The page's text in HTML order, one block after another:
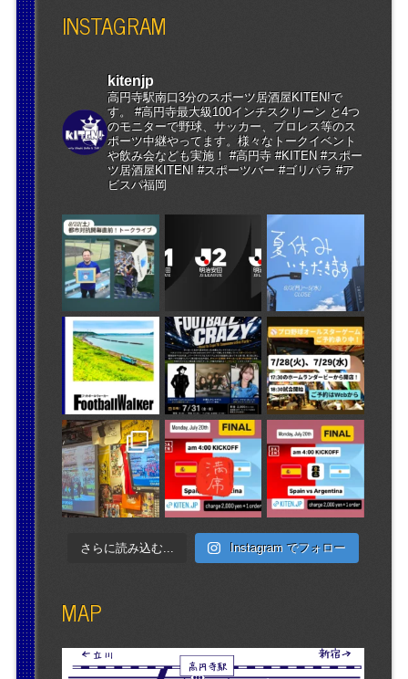
INSTAGRAM
kitenjp
高円寺駅南口3分のスポーツ居酒屋KITEN!で
す。 #高円寺最大級100インチスクリーン と4つ
のモニターで野球、サッカー、プロレス等のス
ポーツ中継やってます。様々なトークイベント
や飲み会なども実施！ #高円寺 #KITEN #スポー
ツ居酒屋KITEN! #スポーツバー #ゴリパラ #ア
ビスパ福岡
さらに読み込む... Instagram でフォロー
MAP